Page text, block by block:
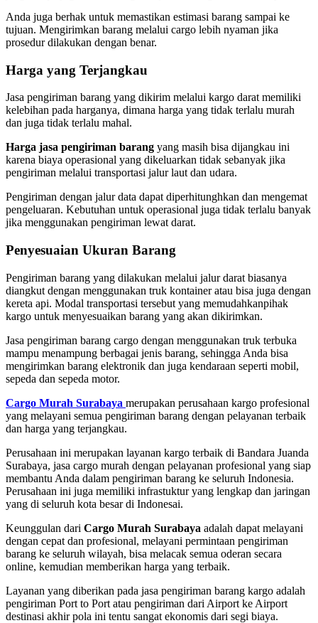
Anda juga berhak untuk memastikan estimasi barang sampai ke
tujuan. Mengirimkan barang melalui cargo lebih nyaman jika
prosedur dilakukan dengan benar.
Harga yang Terjangkau
Jasa pengiriman barang yang dikirim melalui kargo darat memiliki
kelebihan pada harganya, dimana harga yang tidak terlalu murah
dan juga tidak terlalu mahal.
Harga jasa pengiriman barang yang masih bisa dijangkau ini
karena biaya operasional yang dikeluarkan tidak sebanyak jika
pengiriman melalui transportasi jalur laut dan udara.
Pengiriman dengan jalur data dapat diperhitunghkan dan mengemat
pengeluaran. Kebutuhan untuk operasional juga tidak terlalu banyak
jika menggunakan pengiriman lewat darat.
Penyesuaian Ukuran Barang
Pengiriman barang yang dilakukan melalui jalur darat biasanya
diangkut dengan menggunakan truk kontainer atau bisa juga dengan
kereta api. Modal transportasi tersebut yang memudahkanpihak
kargo untuk menyesuaikan barang yang akan dikirimkan.
Jasa pengiriman barang cargo dengan menggunakan truk terbuka
mampu menampung berbagai jenis barang, sehingga Anda bisa
mengirimkan barang elektronik dan juga kendaraan seperti mobil,
sepeda dan sepeda motor.
Cargo Murah Surabaya merupakan perusahaan kargo profesional
yang melayani semua pengiriman barang dengan pelayanan terbaik
dan harga yang terjangkau.
Perusahaan ini merupakan layanan kargo terbaik di Bandara Juanda
Surabaya, jasa cargo murah dengan pelayanan profesional yang siap
membantu Anda dalam pengiriman barang ke seluruh Indonesia.
Perusahaan ini juga memiliki infrastuktur yang lengkap dan jaringan
yang di seluruh kota besar di Indonesai.
Keunggulan dari Cargo Murah Surabaya adalah dapat melayani
dengan cepat dan profesional, melayani permintaan pengiriman
barang ke seluruh wilayah, bisa melacak semua oderan secara
online, kemudian memberikan harga yang terbaik.
Layanan yang diberikan pada jasa pengiriman barang kargo adalah
pengiriman Port to Port atau pengiriman dari Airport ke Airport
destinasi akhir pola ini tentu sangat ekonomis dari segi biaya.